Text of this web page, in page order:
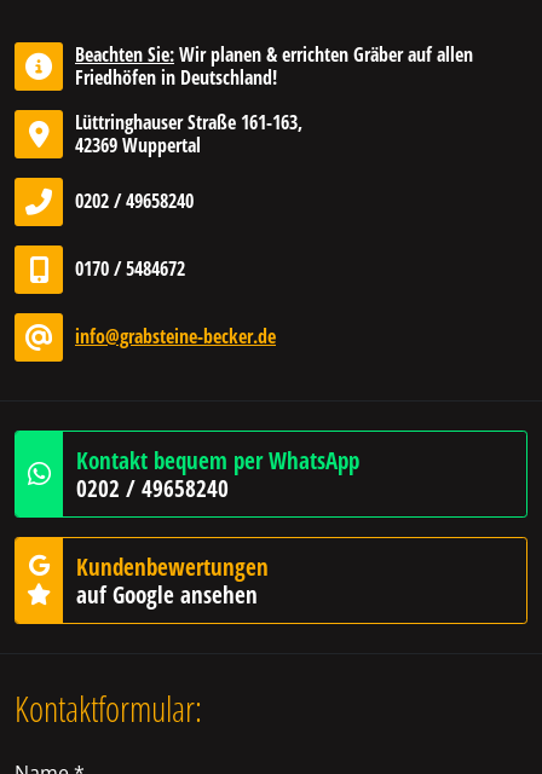
Beachten Sie:Wir planen & errichten Gräber auf allen
Friedhöfen in Deutschland!
Lüttringhauser Straße 161-163,
42369 Wuppertal
0202 / 49658240
0170 / 5484672
info@grabsteine-becker.de
Kontakt bequem per WhatsApp
0202 / 49658240
Kundenbewertungen
auf Google ansehen
Kontaktformular: